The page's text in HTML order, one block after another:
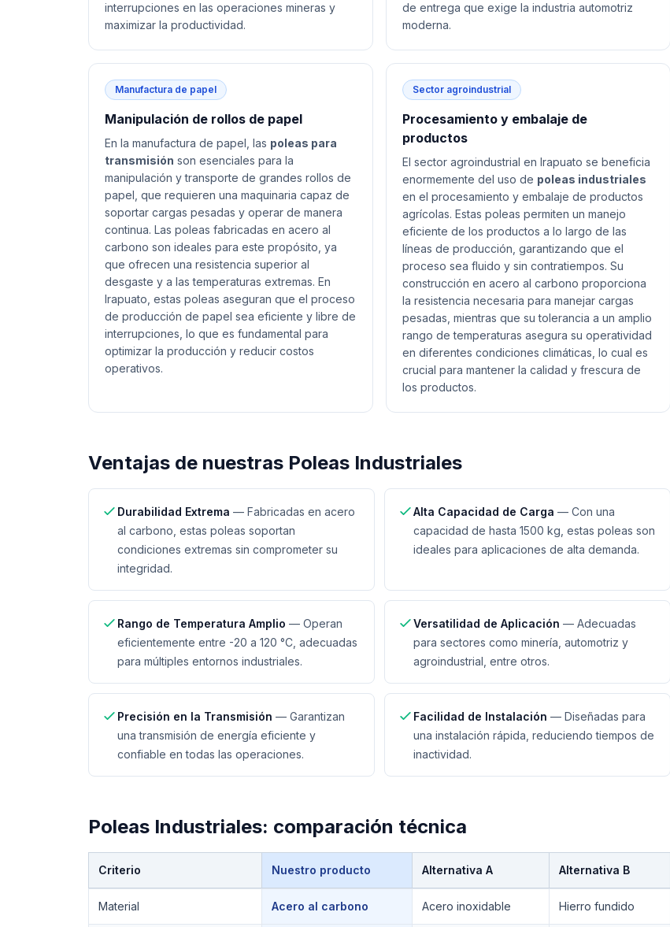
interrupciones en las operaciones mineras y
maximizar la productividad.
de entrega que exige la industria automotriz
moderna.
Manufactura de papel
Manipulación de rollos de papel
En la manufactura de papel, las poleas para
transmisión son esenciales para la
manipulación y transporte de grandes rollos de
papel, que requieren una maquinaria capaz de
soportar cargas pesadas y operar de manera
continua. Las poleas fabricadas en acero al
carbono son ideales para este propósito, ya
que ofrecen una resistencia superior al
desgaste y a las temperaturas extremas. En
Irapuato, estas poleas aseguran que el proceso
de producción de papel sea eficiente y libre de
interrupciones, lo que es fundamental para
optimizar la producción y reducir costos
operativos.
Sector agroindustrial
Procesamiento y embalaje de
productos
El sector agroindustrial en Irapuato se beneficia
enormemente del uso de poleas industriales
en el procesamiento y embalaje de productos
agrícolas. Estas poleas permiten un manejo
eficiente de los productos a lo largo de las
líneas de producción, garantizando que el
proceso sea fluido y sin contratiempos. Su
construcción en acero al carbono proporciona
la resistencia necesaria para manejar cargas
pesadas, mientras que su tolerancia a un amplio
rango de temperaturas asegura su operatividad
en diferentes condiciones climáticas, lo cual es
crucial para mantener la calidad y frescura de
los productos.
Ventajas de nuestras Poleas Industriales
Durabilidad Extrema — Fabricadas en acero
al carbono, estas poleas soportan
condiciones extremas sin comprometer su
integridad.
Alta Capacidad de Carga — Con una
capacidad de hasta 1500 kg, estas poleas son
ideales para aplicaciones de alta demanda.
Rango de Temperatura Amplio — Operan
eficientemente entre -20 a 120 °C, adecuadas
para múltiples entornos industriales.
Versatilidad de Aplicación — Adecuadas
para sectores como minería, automotriz y
agroindustrial, entre otros.
Precisión en la Transmisión — Garantizan
una transmisión de energía eficiente y
confiable en todas las operaciones.
Facilidad de Instalación — Diseñadas para
una instalación rápida, reduciendo tiempos de
inactividad.
Poleas Industriales: comparación técnica
Criterio Nuestro producto Alternativa A Alternativa B
Material Acero al carbono Acero inoxidable Hierro fundido